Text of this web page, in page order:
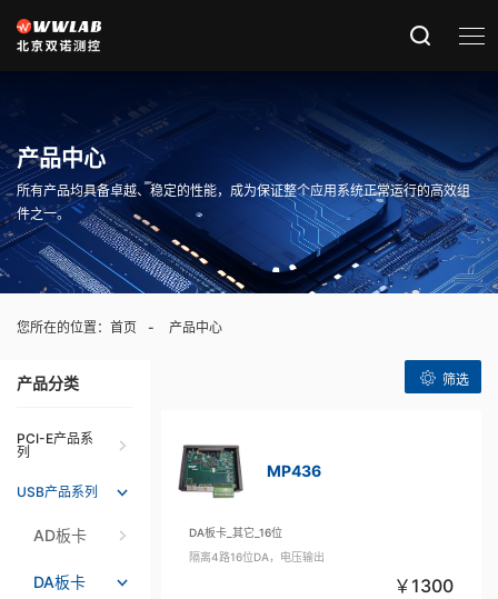
产品中心
所有产品均具备卓越、稳定的性能，成为保证整个应用系统正常运行的高效组
件之一。
您所在的位置： 首页 产品中心
产品分类
PCI-E产品系
列
USB产品系列
AD板卡
DA板卡
筛选
MP436
DA板卡_其它_16位
隔离4路16位DA，电压输出
1300